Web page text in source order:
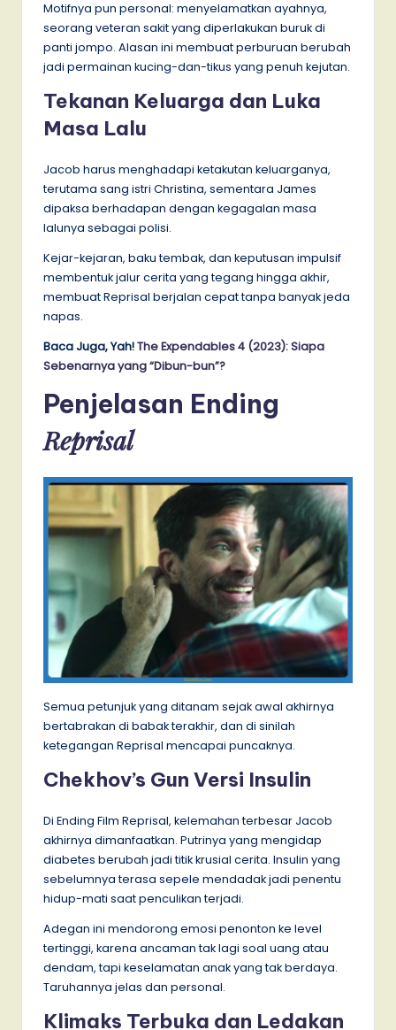
Motifnya pun personal: menyelamatkan ayahnya,
seorang veteran sakit yang diperlakukan buruk di
panti jompo. Alasan ini membuat perburuan berubah
jadi permainan kucing-dan-tikus yang penuh kejutan.
Tekanan Keluarga dan Luka
Masa Lalu
Jacob harus menghadapi ketakutan keluarganya,
terutama sang istri Christina, sementara James
dipaksa berhadapan dengan kegagalan masa
lalunya sebagai polisi.
Kejar-kejaran, baku tembak, dan keputusan impulsif
membentuk jalur cerita yang tegang hingga akhir,
membuat Reprisal berjalan cepat tanpa banyak jeda
napas.
Baca Juga, Yah!The Expendables 4 (2023): Siapa
Sebenarnya yang “Dibun-bun”?
Penjelasan Ending
Reprisal
Semua petunjuk yang ditanam sejak awal akhirnya
bertabrakan di babak terakhir, dan di sinilah
ketegangan Reprisal mencapai puncaknya.
Chekhov’s Gun Versi Insulin
Di Ending Film Reprisal, kelemahan terbesar Jacob
akhirnya dimanfaatkan. Putrinya yang mengidap
diabetes berubah jadi titik krusial cerita. Insulin yang
sebelumnya terasa sepele mendadak jadi penentu
hidup-mati saat penculikan terjadi.
Adegan ini mendorong emosi penonton ke level
tertinggi, karena ancaman tak lagi soal uang atau
dendam, tapi keselamatan anak yang tak berdaya.
Taruhannya jelas dan personal.
Klimaks Terbuka dan Ledakan